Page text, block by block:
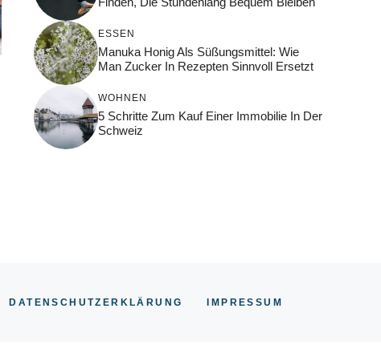
ESSEN
Manuka Honig Als Süßungsmittel: Wie
Man Zucker In Rezepten Sinnvoll Ersetzt
WOHNEN
5 Schritte Zum Kauf Einer Immobilie In Der
Schweiz
DATENSCHUTZERKLÄRUNG IMPRESSUM